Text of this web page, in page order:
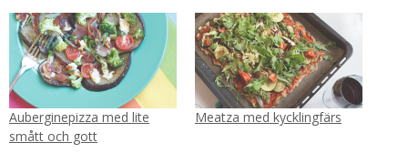
Auberginepizza med lite
smått och gott
Meatza med kycklingfärs